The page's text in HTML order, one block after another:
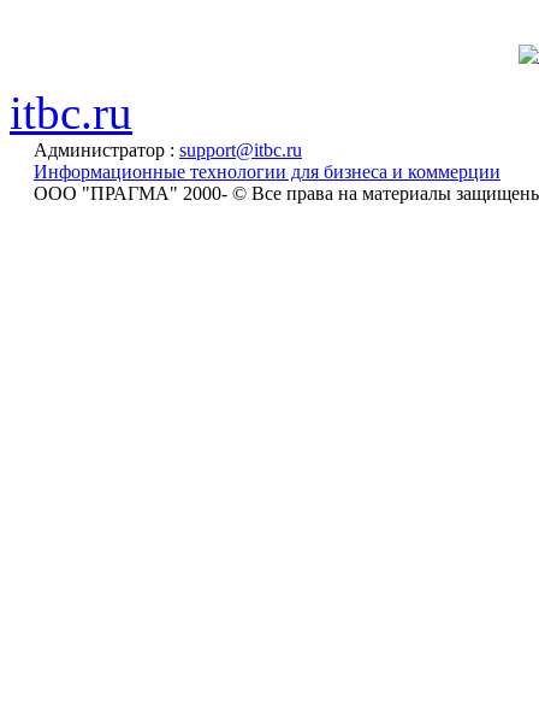
itbc.ru
Администратор : support@itbc.ru
Информационные технологии для бизнеса и коммерции
ООО "ПРАГМА" 2000- © Все права на материалы